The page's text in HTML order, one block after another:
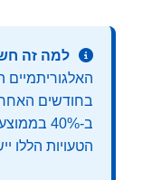
למה זה
בחודשים
ב-40%
הטעויות הללו